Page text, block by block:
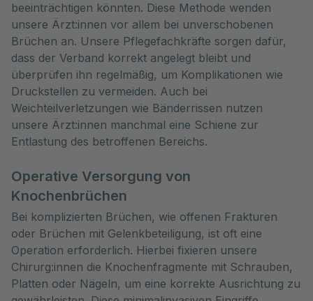
beeinträchtigen könnten. Diese Methode wenden
unsere Ärzt:innen vor allem bei unverschobenen
Brüchen an. Unsere Pflegefachkräfte sorgen dafür,
dass der Verband korrekt angelegt bleibt und
überprüfen ihn regelmäßig, um Komplikationen wie
Druckstellen zu vermeiden. Auch bei
Weichteilverletzungen wie Bänderrissen nutzen
unsere Ärzt:innen manchmal eine Schiene zur
Entlastung des betroffenen Bereichs.
Operative Versorgung von
Knochenbrüchen
Bei komplizierten Brüchen, wie offenen Frakturen
oder Brüchen mit Gelenkbeteiligung, ist oft eine
Operation erforderlich. Hierbei fixieren unsere
Chirurg:innen die Knochenfragmente mit Schrauben,
Platten oder Nägeln, um eine korrekte Ausrichtung zu